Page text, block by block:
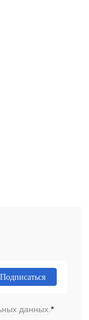
Подписаться
данных.*